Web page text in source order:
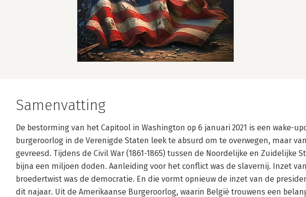
Samenvatting
De bestorming van het Capitool in Washington op 6 januari 2021 is een wake-
burgeroorlog in de Verenigde Staten leek te absurd om te overwegen, maar
gevreesd. Tijdens de Civil War (1861-1865) tussen de Noordelijke en Zuidelijke
bijna een miljoen doden. Aanleiding voor het conflict was de slavernij. Inzet
broedertwist was de democratie. En die vormt opnieuw de inzet van de
dit najaar. Uit de Amerikaanse Burgeroorlog, waarin België trouwens een